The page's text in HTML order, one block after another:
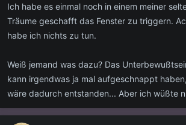
Ich habe es einmal noch in einem meiner
Träume geschafft das Fenster zu triggern.
habe ich nichts zu tun.
Weiß jemand was dazu? Das
kann irgendwas ja mal aufgeschnappt
wäre dadurch entstanden... Aber ich wüßte